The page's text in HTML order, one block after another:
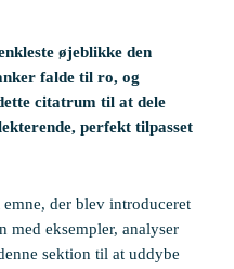
øjeblikke den
falde til ro, og
citatrum til at dele
perfekt tilpasset
der blev introduceret
med eksempler, analyser
sektion til at uddybe